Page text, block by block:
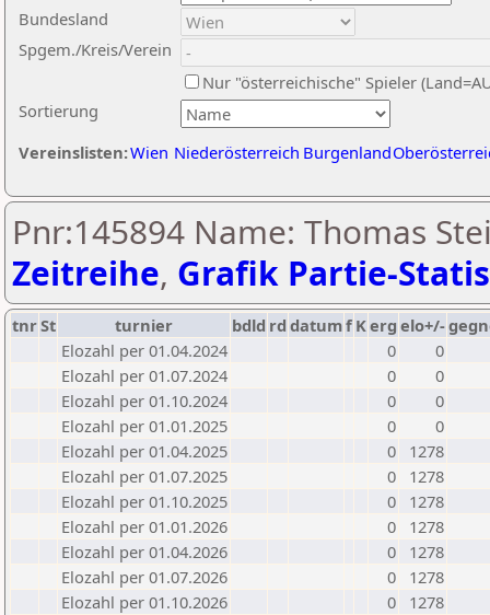
Sortierung
Bundesland
Spgem./Kreis/Verein
Nur "österreichische" Spieler
Vereinslisten:Wien Niederösterreich Burgenland
Pnr:145894 Name: Thomas
Zeitreihe, Grafik Partie-
tnrSt turnier bdld rd datumf Kerg elo+/-
Elozahl per 01.04.2024
0
0
Elozahl per 01.07.2024
0
0
Elozahl per 01.10.2024
0
0
Elozahl per 01.01.2025
0
0
Elozahl per 01.04.2025
0
1278
Elozahl per 01.07.2025
0
1278
Elozahl per 01.10.2025
0
1278
Elozahl per 01.01.2026
0
1278
Elozahl per 01.04.2026
0
1278
Elozahl per 01.07.2026
0
1278
Elozahl per 01.10.2026
0 1278